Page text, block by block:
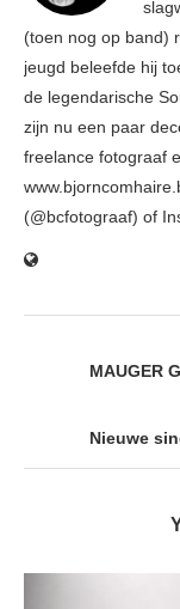
(toen nog op band)
jeugd beleefde hij
de legendarische
zijn nu een paar
freelance fotograaf
(@bcfotograaf) of
MAUGER
Nieuwe